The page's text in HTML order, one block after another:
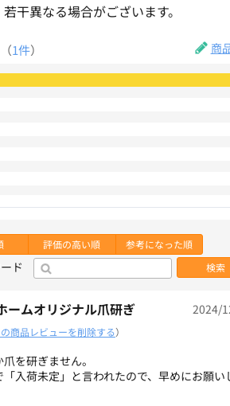
干異なる場合がございます。
（1件） 商
評価の高い順 参考になった順
ド 検索
ームオリジナル爪研ぎ
2024/
商品レビューを削除する）
を研ぎません。
入荷未定」と言われたので、早めにお願い